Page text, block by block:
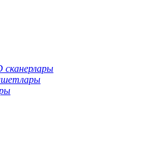
сканерлары